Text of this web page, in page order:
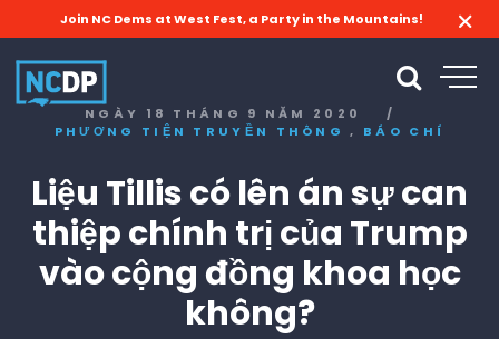
Join NC Dems at West Fest, a Party in the Mountains!
NGÀY 18 THÁNG 9 NĂM 2020
/
PHƯƠNG TIỆN TRUYỀN THÔNG , BÁO CHÍ
Liệu Tillis có lên án sự can
thiệp chính trị của Trump
vào cộng đồng khoa học
không?